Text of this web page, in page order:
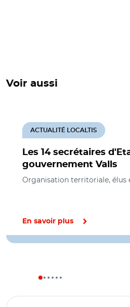
Voir aussi
Les 14 secrétaires
gouvernement Valls
ACTUALITÉ LOCALTIS
Organisation territoriale,
En savoir plus